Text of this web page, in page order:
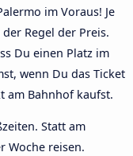
im Voraus! Je
Regel der Preis.
Du einen Platz im
wenn Du das Ticket
am Bahnhof kaufst.
Statt am
Woche reisen.